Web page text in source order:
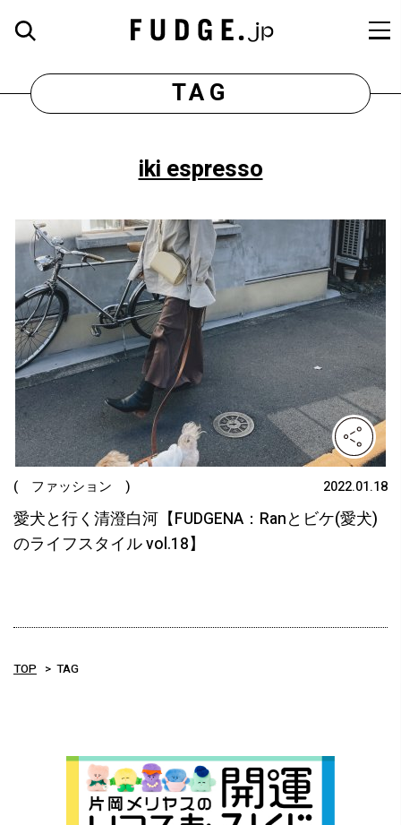
TAG
iki espresso
( ファッション ) 2022.01.18
愛犬と行く清澄白河【FUDGENA：Ranとビケ(愛犬)
のライフスタイル vol.18】
TOP TAG